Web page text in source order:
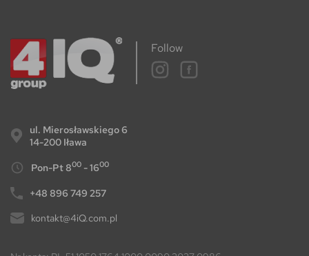
Follow
ul. Mierosławskiego 6
14-200 Iława
Pon-Pt 800 - 1600
+48 896 749 257
kontakt@4iQ.com.pl